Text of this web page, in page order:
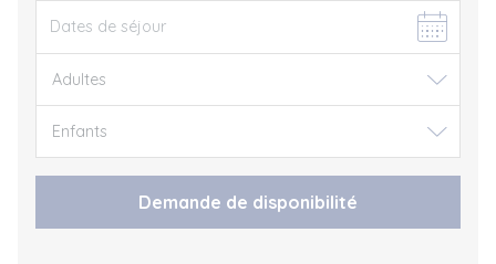
Demande de disponibilité